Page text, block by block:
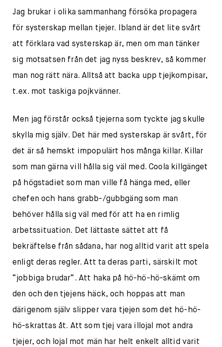
Jag brukar i olika sammanhang försöka propagera
för systerskap mellan tjejer. Ibland är det lite svårt
att förklara vad systerskap är, men om man tänker
sig motsatsen från det jag nyss beskrev, så kommer
man nog rätt nära. Alltså att backa upp tjejkompisar,
t.ex. mot taskiga pojkvänner.
Men jag förstår också tjejerna som tyckte jag skulle
skylla mig själv. Det här med systerskap är svårt, för
det är så hemskt impopulärt hos många killar. Killar
som man gärna vill hålla sig väl med. Coola killgänget
på högstadiet som man ville få hänga med, eller
chefen och hans grabb-/gubbgäng som man
behöver hålla sig väl med för att ha en rimlig
arbetssituation. Det lättaste sättet att få
bekräftelse från sådana, har nog alltid varit att spela
enligt deras regler. Att ta deras parti, särskilt mot
”jobbiga brudar”. Att haka på hö-hö-hö-skämt om
den och den tjejens häck, och hoppas att man
därigenom själv slipper vara tjejen som det hö-hö-
hö-skrattas åt. Att som tjej vara illojal mot andra
tjejer, och lojal mot män har helt enkelt alltid varit